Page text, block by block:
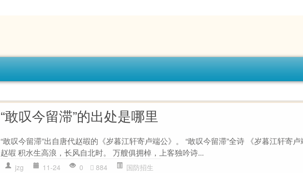
“敢叹今留滞”的出处是哪里
“敢叹今留滞”出自唐代赵嘏的《岁暮江轩寄卢端公》。 “敢叹今留滞”全诗 《岁暮江轩寄
赵嘏 积水生高浪，长风自北时。 万艘俱拥棹，上客独吟诗...
jzg 11-24 0 884 国防招生